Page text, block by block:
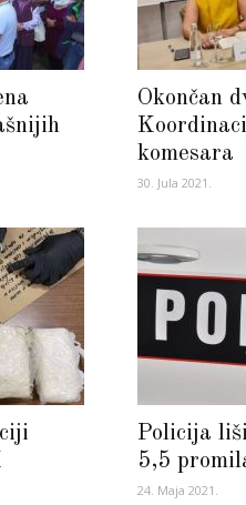
Okončan
komesara
30. Jula 2021.
Policija
5,5
24. Maja 2021.